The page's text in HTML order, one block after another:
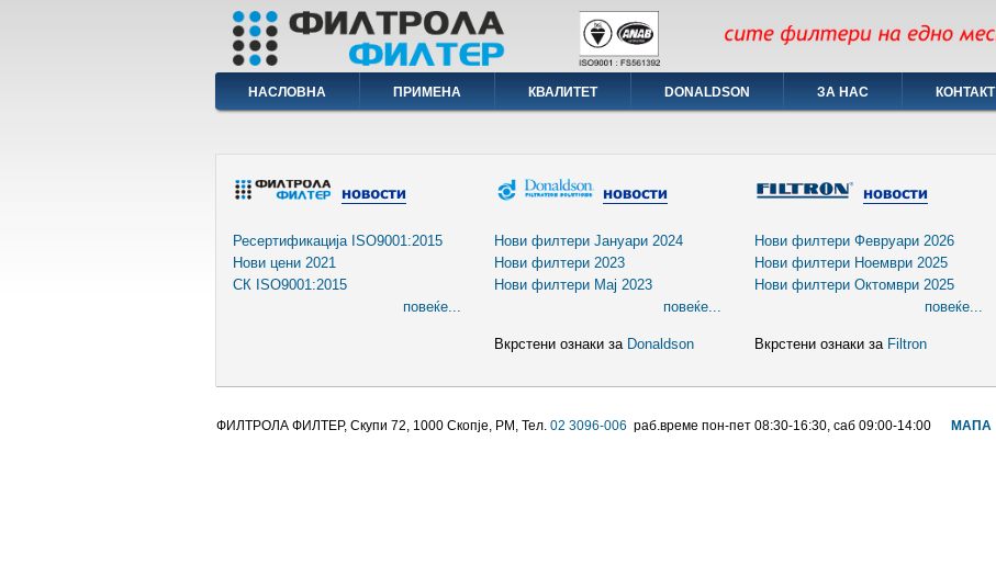
Main
navigation
НАСЛОВНА ПРИМЕНА КВАЛИТЕТ DONALDSON ЗА НАС КОНТАКТ
Ресертификација ISO9001:2015
Нови цени 2021
СК ISO9001:2015
повеќе...
Нови филтери Јануари 2024
Нови филтери 2023
Нови филтери Мај 2023
повеќе...
Вкрстени ознаки за Donaldson
Нови филтери Февруари 2026
Нови филтери Ноември 2025
Нови филтери Октомври 2025
повеќе...
Вкрстени ознаки за Filtron
ФИЛТРОЛА ФИЛТЕР, Скупи 72, 1000 Скопје, РМ, Тел. 02 3096-006 раб.време пон-пет 08:30-16:30, саб 09:00-14:00 МАПА